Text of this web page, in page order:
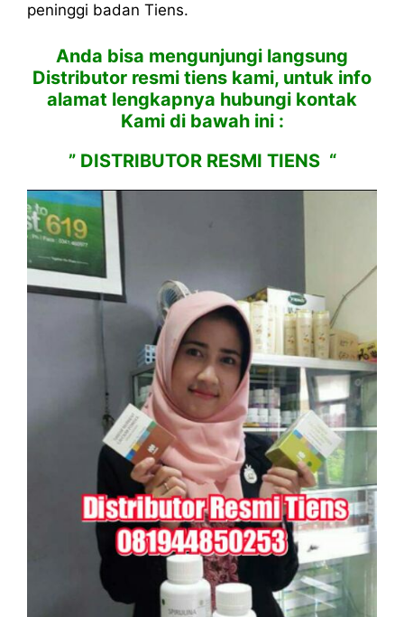
peninggi badan Tiens.
Anda bisa mengunjungi langsung
Distributor resmi tiens kami, untuk info
alamat lengkapnya hubungi kontak
Kami di bawah ini :
” DISTRIBUTOR RESMI TIENS “